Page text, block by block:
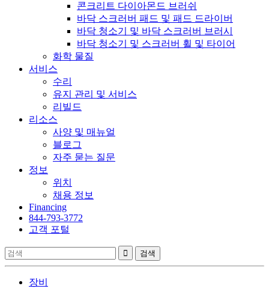
콘크리트 다이아몬드 브러쉬
바닥 스크러버 패드 및 패드 드라이버
바닥 청소기 및 바닥 스크러버 브러시
바닥 청소기 및 스크러버 휠 및 타이어
화학 물질
서비스
수리
유지 관리 및 서비스
리빌드
리소스
사양 및 매뉴얼
블로그
자주 묻는 질문
정보
위치
채용 정보
Financing
844-793-3772
고객 포털
장비